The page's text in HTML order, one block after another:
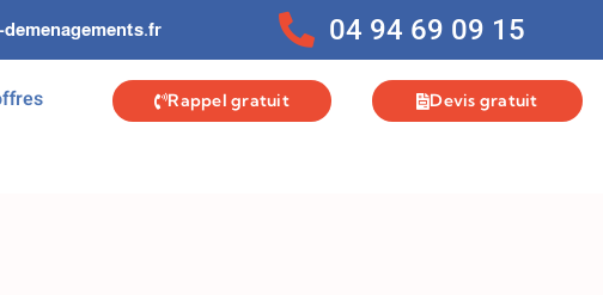
04 94 69 09 15
Rappel gratuit Devis gratuit